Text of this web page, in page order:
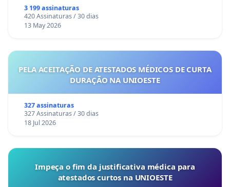
3 199 assinaturas
420 Assinaturas / 30 dias
13 May 2026
PELA ACEITAÇÃO DE ATESTADOS MÉDICOS DE CURTA
DURAÇÃO NA UNIOESTE
327 assinaturas
327 Assinaturas / 30 dias
18 Jul 2026
Impeça o fim da justificativa médica para
atestados curtos na UNIOESTE